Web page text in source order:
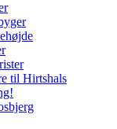
til Hirtshals